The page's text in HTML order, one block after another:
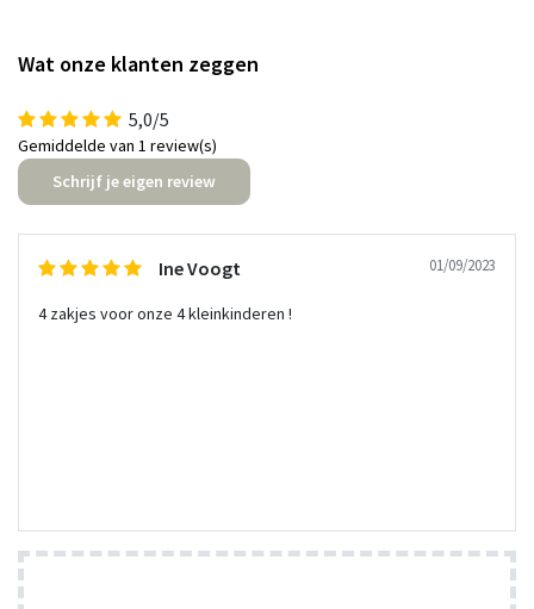
Wat onze klanten zeggen
5,0/5
Gemiddelde van 1 review(s)
Schrijf je eigen review
Ine Voogt 01/09/2023
4 zakjes voor onze 4 kleinkinderen !